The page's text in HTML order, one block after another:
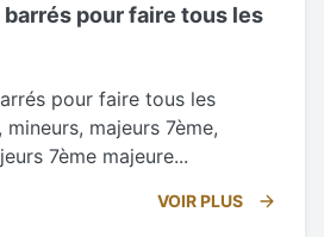
barrés pour faire tous les
pour faire tous les
majeurs 7ème,
7ème majeure...
VOIR PLUS